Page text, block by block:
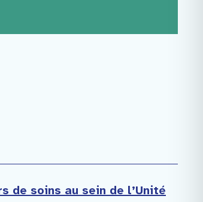
de soins au sein de l’Unité